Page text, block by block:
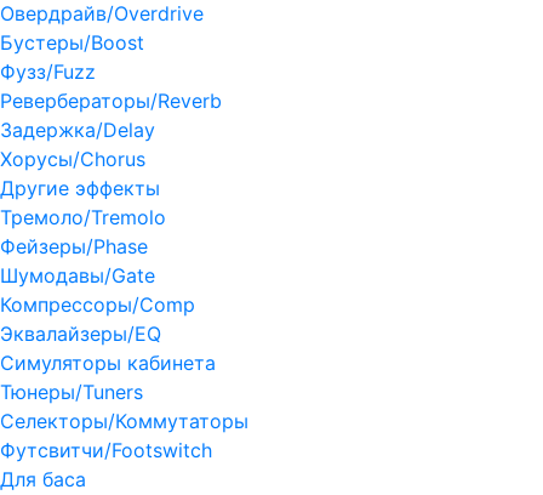
Овердрайв/Overdrive
Бустеры/Boost
Фузз/Fuzz
Ревербераторы/Reverb
Задержка/Delay
Хорусы/Chorus
Другие эффекты
Тремоло/Tremolo
Фейзеры/Phase
Шумодавы/Gate
Компрессоры/Comp
Эквалайзеры/EQ
Симуляторы кабинета
Тюнеры/Tuners
Селекторы/Коммутаторы
Футсвитчи/Footswitch
Для баса